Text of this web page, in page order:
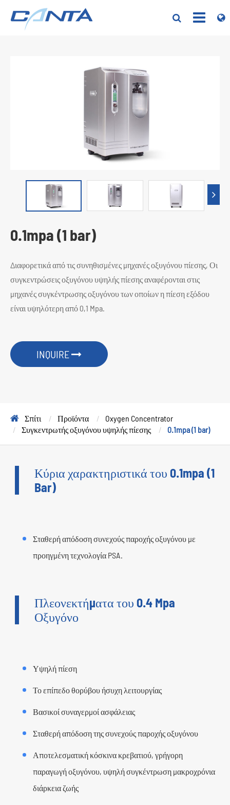
0.1mpa (1 bar)
Διαφορετικά από τις συνηθισμένες μηχανές οξυγόνου πίεσης, Οι
συγκεντρώσεις οξυγόνου υψηλής πίεσης αναφέρονται στις
μηχανές συγκέντρωσης οξυγόνου των οποίων η πίεση εξόδου
είναι υψηλότερη από 0,1 Mpa.
INQUIRE
Σπίτι Προϊόντα
Oxygen Concentrator
Συγκεντρωτής οξυγόνου υψηλής πίεσης
0.1mpa (1 bar)
Κύρια χαρακτηριστικά του 0.1mpa (1
Bar)
Σταθερή απόδοση συνεχούς παροχής οξυγόνου με
προηγμένη τεχνολογία PSA.
Πλεονεκτήματα του 0.4 Mpa
Οξυγόνο
Υψηλή πίεση
Το επίπεδο θορύβου ήσυχη λειτουργίας
Βασικοί συναγερμοί ασφάλειας
Σταθερή απόδοση της συνεχούς παροχής οξυγόνου
Αποτελεσματική κόσκινα κρεβατιού, γρήγορη
παραγωγή οξυγόνου, υψηλή συγκέντρωση μακροχρόνια
διάρκεια ζωής